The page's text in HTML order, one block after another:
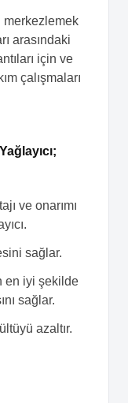
merkezlemek
arasındaki
için ve
çalışmaları
ve onarımı
sağlar.
en iyi şekilde
sağlar.
azaltır.